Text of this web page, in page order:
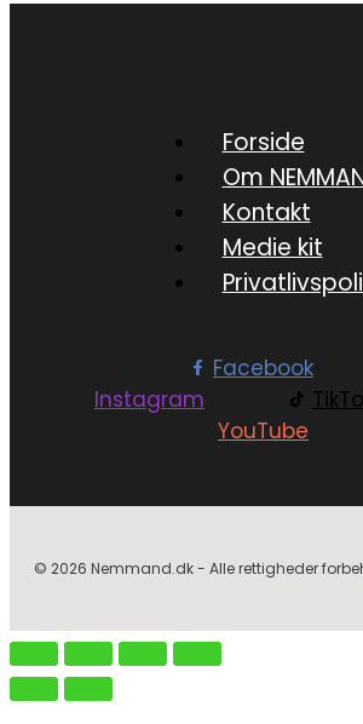
Forside
Om
Kontakt
Medie kit
Facebook
Instagram
YouTube
© 2026 Nemmand.dk - Alle rettigheder